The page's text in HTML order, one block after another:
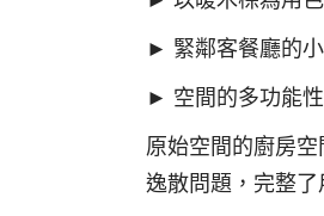
► 緊鄰客餐廳的
► 空間的多功能
原始空間的廚房
逸散問題，完整